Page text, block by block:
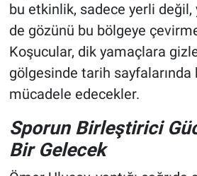
bu etkinlik, sadece yerli değil,
de gözünü bu bölgeye
Koşucular, dik yamaçlara
gölgesinde tarih sayfalarında
mücadele edecekler.
Sporun Birleştirici
Bir Gelecek